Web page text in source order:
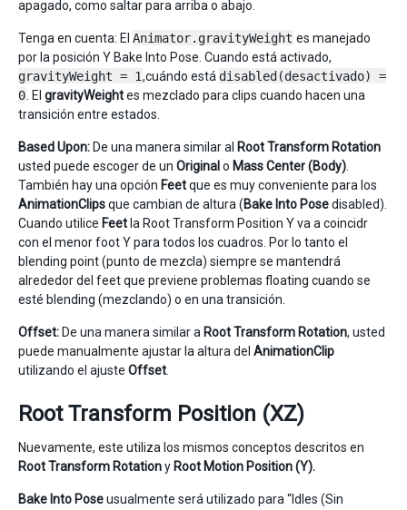
apagado, como saltar para arriba o abajo.
Tenga en cuenta: El Animator.gravityWeight es manejado
por la posición Y Bake Into Pose. Cuando está activado,
gravityWeight = 1,cuándo está disabled(desactivado) =
0 . El gravityWeightes mezclado para clips cuando hacen una
transición entre estados.
Based Upon: De una manera similar al Root Transform Rotation
usted puede escoger de un Original o Mass Center (Body)
También hay una opción Feetque es muy conveniente para los
AnimationClipsque cambian de altura (Bake Into Posedisabled).
Cuando utilice Feet la Root Transform Position Y va a coincidr
con el menor foot Y para todos los cuadros. Por lo tanto el
blending point (punto de mezcla) siempre se mantendrá
alrededor del feet que previene problemas floating cuando se
esté blending (mezclando) o en una transición.
Offset: De una manera similar a Root Transform Rotation, usted
puede manualmente ajustar la altura del AnimationClip
utilizando el ajuste Offset
Root Transform Position (XZ)
Nuevamente, este utiliza los mismos conceptos descritos en
Root Transform Rotationy Root Motion Position (Y).
Bake Into Poseusualmente será utilizado para “Idles (Sin